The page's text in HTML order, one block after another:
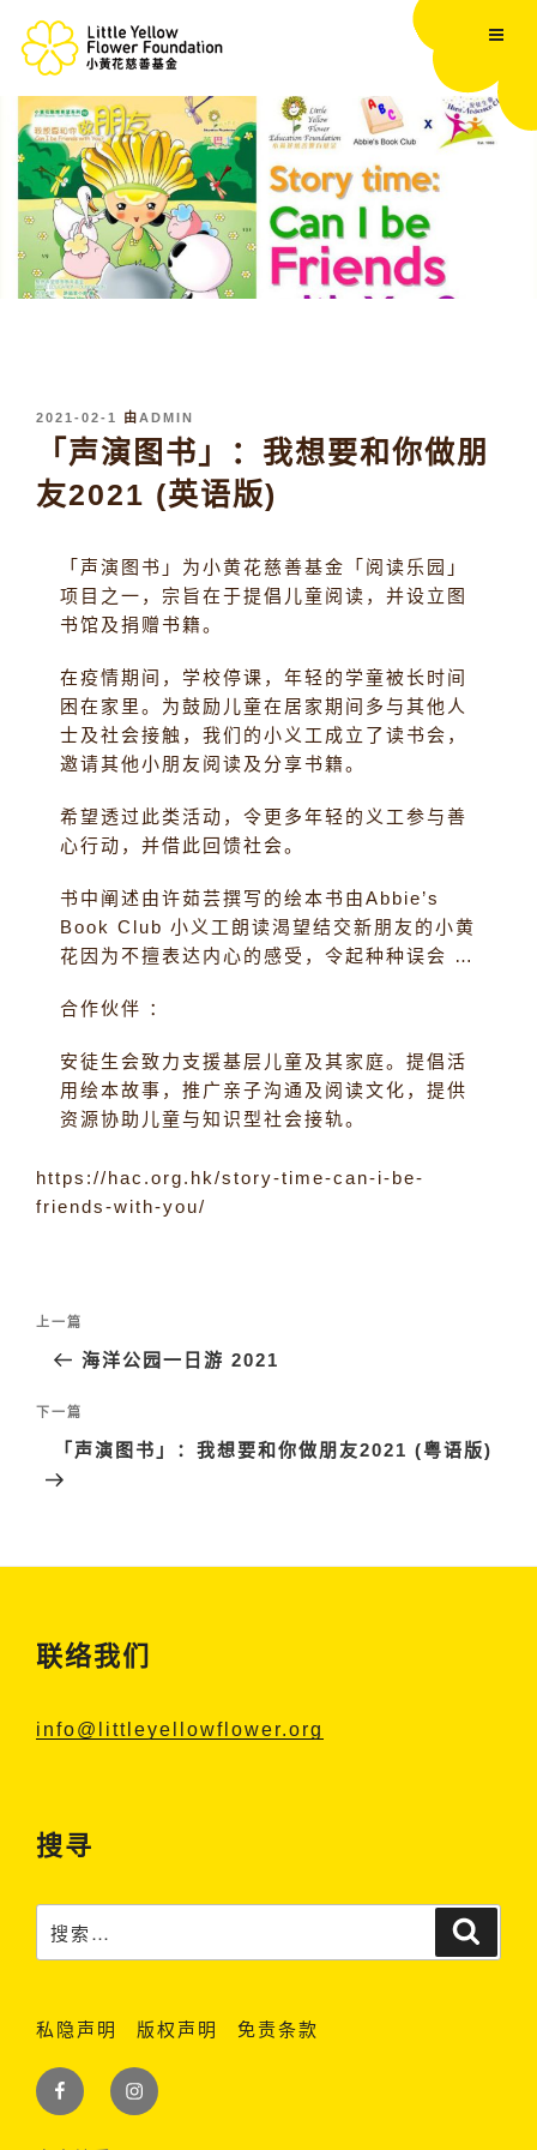
容
发
2021-02-1 由ADMIN
「声演图书」：我想要和你做朋
友2021 (英语版)
「声演图书」为小黄花慈善基金「阅读乐园」
项目之一，宗旨在于提倡儿童阅读，并设立图
书馆及捐赠书籍。
在疫情期间，学校停课，年轻的学童被长时间
困在家里。为鼓励儿童在居家期间多与其他人
士及社会接触，我们的小义工成立了读书会，
邀请其他小朋友阅读及分享书籍。
希望透过此类活动，令更多年轻的义工参与善
心行动，并借此回馈社会。
书中阐述由许茹芸撰写的绘本书由Abbie’s
Book Club 小义工朗读渴望结交新朋友的小黄
花因为不擅表达内心的感受，令起种种误会 …
合作伙伴 ：
安徒生会致力支援基层儿童及其家庭。提倡活
用绘本故事，推广亲子沟通及阅读文化，提供
资源协助儿童与知识型社会接轨。
https://hac.org.hk/story-time-can-i-be-
friends-with-you/
文
航
上
文
上一篇
海洋公园一日游 2021
下下一篇
「声演图书」：我想要和你做朋友2021 (粤语版)
联络我们
info@littleyellowflower.org
搜寻
索：
私隐声明 版权声明 免责条款
FacebookInstagram